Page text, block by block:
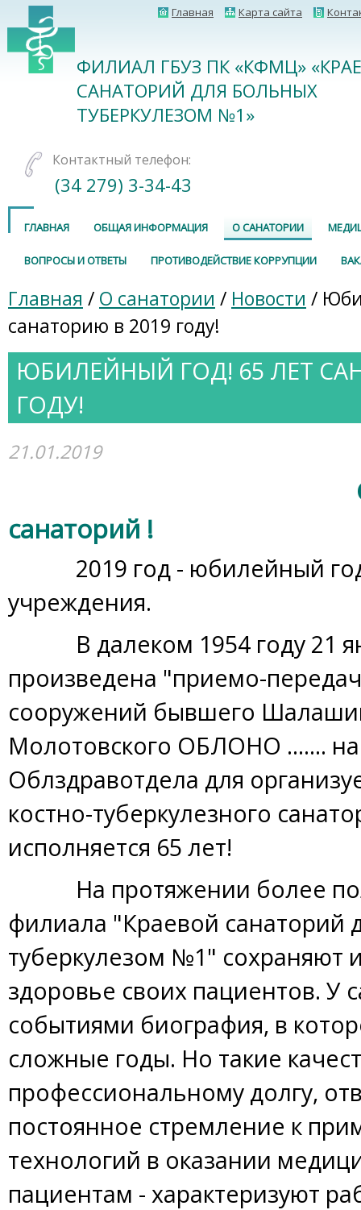
Главная Карта сайта
ФИЛИАЛ ГБУЗ ПК «КФМЦ»
САНАТОРИЙ ДЛЯ БОЛЬНЫХ
ТУБЕРКУЛЕЗОМ №1»
Контактный телефон:
(34 279) 3-34-43
ГЛАВНАЯ ОБЩАЯ ИНФОРМАЦИЯ О САНАТОРИИ
ВОПРОСЫ И ОТВЕТЫ ПРОТИВОДЕЙСТВИЕ КОРРУПЦИИ
Главная / О санатории / Новости /
санаторию в 2019 году!
ЮБИЛЕЙНЫЙ ГОД! 65 ЛЕТ
ГОДУ!
21.01.2019
С Днем
санаторий !
2019 год - юбилейный
учреждения.
В далеком 1954 году 21
произведена "приемо-
сооружений бывшего
Молотовского ОБЛОНО .......
Облздравотдела для
костно-туберкулезного
исполняется 65 лет!
На протяжении более
филиала "Краевой санаторий
туберкулезом №1" сохраняют
здоровье своих пациентов. У
событиями биография, в
сложные годы. Но такие
профессиональному долгу,
постоянное стремление к
технологий в оказании
пациентам - характеризуют